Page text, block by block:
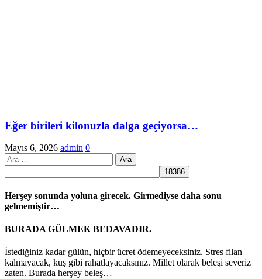
Eğer birileri kilonuzla dalga geçiyorsa…
Mayıs 6, 2026 admin 0
Arama:
Herşey sonunda yoluna girecek. Girmediyse daha sonu
gelmemiştir…
BURADA GÜLMEK BEDAVADIR.
İstediğiniz kadar gülün, hiçbir ücret ödemeyeceksiniz. Stres filan
kalmayacak, kuş gibi rahatlayacaksınız. Millet olarak beleşi severiz
zaten. Burada herşey beleş…